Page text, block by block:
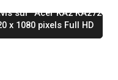
sur “Acer KA2 KA272
x 1080 pixels Full HD